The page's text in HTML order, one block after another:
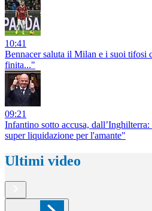
10:41
Bennacer saluta il Milan e i suoi tifosi
finita..."
09:21
Infantino sotto accusa,
super liquidazione per l'amante"
Ultimi video